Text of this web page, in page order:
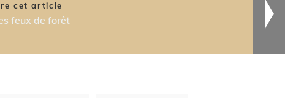
cet article
feux de forêt